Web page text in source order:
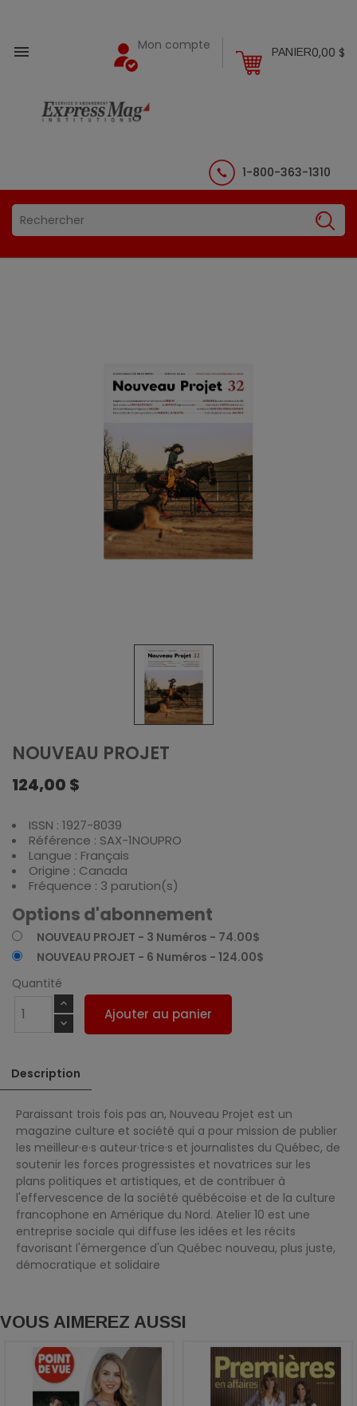
 PANIER0,00 $
Mon compte
1-800-363-1310
NOUVEAU PROJET
124,00 $
ISSN : 1927-8039
Référence : SAX-1NOUPRO
Langue : Français
Origine : Canada
Fréquence : 3 parution(s)
Options d'abonnement
NOUVEAU PROJET - 3 Numéros - 74.00$
NOUVEAU PROJET - 6 Numéros - 124.00$
Quantité
Ajouter au panier
Description
Paraissant trois fois pas an, Nouveau Projet est un
magazine culture et société qui a pour mission de publier
les meilleur·e·s auteur·trice·s et journalistes du Québec, de
soutenir les forces progressistes et novatrices sur les
plans politiques et artistiques, et de contribuer à
l'effervescence de la société québécoise et de la culture
francophone en Amérique du Nord. Atelier 10 est une
entreprise sociale qui diffuse les idées et les récits
favorisant l'émergence d'un Québec nouveau, plus juste,
démocratique et solidaire
VOUS AIMEREZ AUSSI